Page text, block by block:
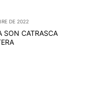
DE 2022
SON CATRASCA